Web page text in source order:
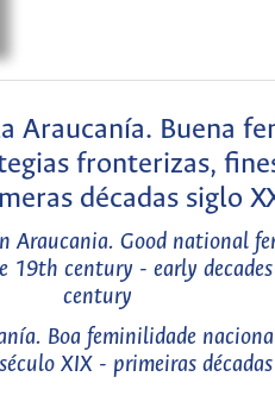
Araucanía. Buena
fronterizas,
décadas siglo
Araucania. Good national
19th century - early
century
Boa feminilidade
XIX - primeiras